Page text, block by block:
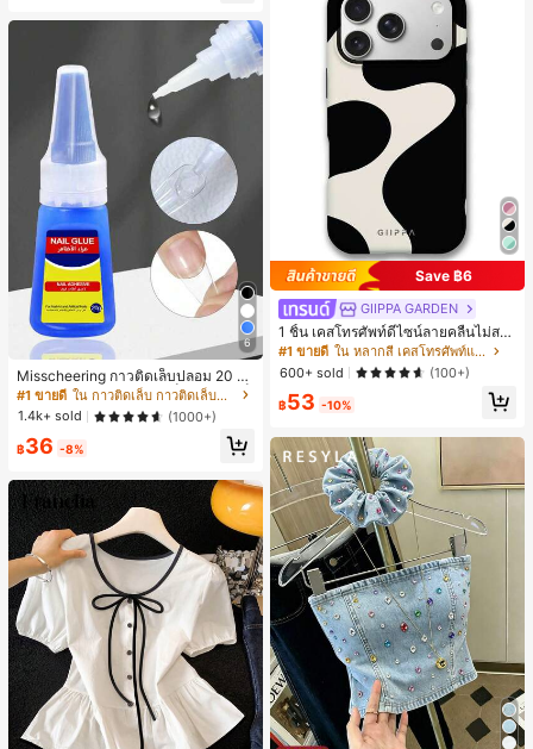
6
Misscheering กาวติดเล็บปลอม 20 กรั
ม แรงยึดสูง เจลสติกเกอร์เล็บนุ่ม แห้งเร็
ว เหมาะสำหรับผู้เริ่มต้นทำเล็บ ติดทนน
าน
#1 ขายดี
ใน กาวติดเล็บ กาวติดเล็บและสารยึดติด
1.4k+ sold
(1000+)
฿36 -8%
Save ฿6
GIIPPA GARDEN
1 ชิ้น เคสโทรศัพท์ดีไซน์ลายคลื่นไม่สม
มาตรสำหรับ Phone 17 Pro Max, เหม
าะสำหรับ Phone 16 Pro Max, 15 Pro
Max, 14 Pro Max, เคสโทรศัพท์สไตล์เ
กาหลีและน่าสนใจ, เข้ากันได้กับ 11/12/
13/14/15/16 Pro Max Plus, ดีไซน์หรู
ขวัญในอุดมคติสำหรับคริสต์มาส, วันว
าเลนไทน์, อีสเตอร์, ฤดูแต่งงานและวันเ
กิดสำหรับแฟนสาว
#1 ขายดี
ใน หลากสี เคสโทรศัพท์แฟชั่น
600+ sold
(100+)
฿53 -10%